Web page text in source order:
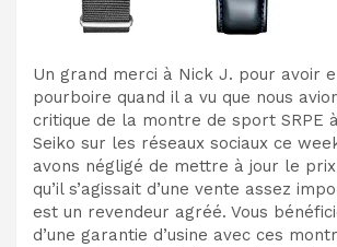
Un grand merci à Nick J. pour avoir
pourboire quand il a vu que nous
critique de la montre de sport SRPE
Seiko sur les réseaux sociaux ce
avons négligé de mettre à jour le
qu’il s’agissait d’une vente assez
est un revendeur agréé. Vous
d’une garantie d’usine avec ces